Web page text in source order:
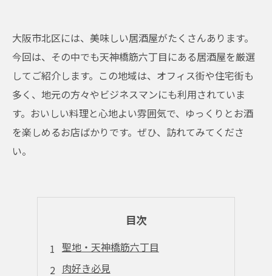
大阪市北区には、美味しい居酒屋がたくさんあります。
今回は、その中でも天神橋筋六丁目にある居酒屋を厳選
してご紹介します。この地域は、オフィス街や住宅街も
多く、地元の方々やビジネスマンにも利用されていま
す。おいしい料理と心地よい雰囲気で、ゆっくりとお酒
を楽しめるお店ばかりです。ぜひ、訪れてみてくださ
い。
目次
聖地・天神橋筋六丁目
肉好き必見